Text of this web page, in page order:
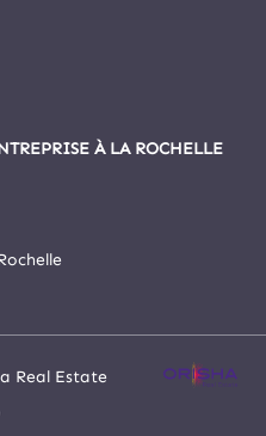
À LA ROCHELLE
est le principal cabinet
et commerce de la cité
2025, le cabinet
gestion locative et d’asset
Real Estate